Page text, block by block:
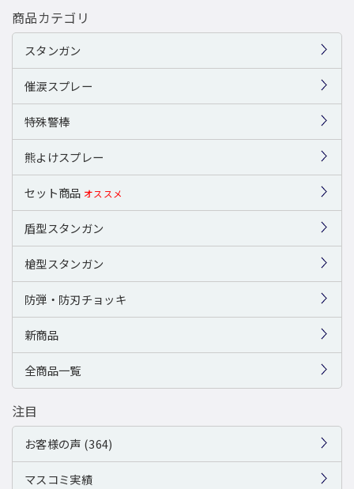
商品カテゴリ
スタンガン
催涙スプレー
特殊警棒
熊よけスプレー
セット商品 オススメ
盾型スタンガン
槍型スタンガン
防弾・防刃チョッキ
新商品
全商品一覧
注目
お客様の声 (364)
マスコミ実績